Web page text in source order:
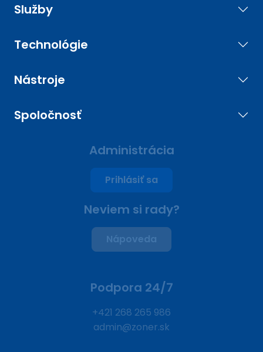
Služby
Technológie
Nástroje
Spoločnosť
Administrácia
Prihlásiť sa
Neviem si rady?
Nápoveda
Podpora 24/7
+421 268 265 986
admin@zoner.sk